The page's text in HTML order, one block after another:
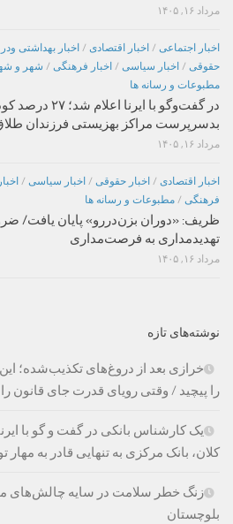
مرداد ۱۶, ۱۴۰۵
اخبار اجتماعی / اخبار اقتصادی / اخبار بهداشتی
حقوقی / اخبار سیاسی / اخبار فرهنگی / شهر و
مطبوعات و رسانه ها
در گفت‌وگو با ایرنا اعلام
بدسرپرست مراکز بهزیستی فرزندان
مرداد ۱۶, ۱۴۰۵
اخبار اقتصادی / اخبار حقوقی / اخبار سیاسی /
فرهنگی / مطبوعات و رسانه ها
ظریف: «دوران بزن‌دررو» پایان یافت/
تهدیدمداری به فرصت‌مداری
مرداد ۱۶, ۱۴۰۵
نوشته‌های تازه
خرازی بعد از دروغ‌های تکذیب‌شده؛
را پیچید / وقتی رویای قدرت جای قانون
یک کارشناس بانکی در گفت و گو با
کلان، بانک مرکزی به تنهایی قادر به
زنگ خطر سلامت در سایه چالش‌های
بلوچستان